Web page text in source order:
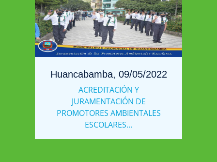
Huancabamba, 09/05/2022
ACREDITACIÓN Y
JURAMENTACIÓN DE
PROMOTORES AMBIENTALES
ESCOLARES...